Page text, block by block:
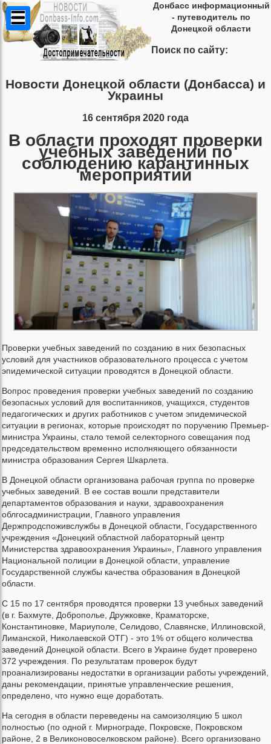
Донбасс информационный
- путеводитель по
Донецкой области
Поиск по сайту:
Новости Донецкой области (Донбасса) и
Украины
16 сентября 2020 года
В области проходят проверки
учебных заведений по
соблюдению карантинных
мероприятий
Проверки учебных заведений по созданию в них безопасных
условий для участников образовательного процесса с учетом
эпидемической ситуации проводятся в Донецкой области.
Вопрос проведения проверки учебных заведений по созданию
безопасных условий для воспитанников, учащихся, студентов
педагогических и других работников с учетом эпидемической
ситуации в регионах, которые происходят по поручению Премьер-
министра Украины, стало темой селекторного совещания под
председательством временно исполняющего обязанности
министра образования Сергея Шкарлета.
В Донецкой области организована рабочая группа по проверке
учебных заведений. В ее состав вошли представители
департаментов образования и науки, здравоохранения
облгосадминистрации, Главного управления
Держпродспоживслужбы в Донецкой области, Государственного
учреждения «Донецкий областной лабораторный центр
Министерства здравоохранения Украины», Главного управления
Национальной полиции в Донецкой области, управление
Государственной службы качества образования в Донецкой
области.
С 15 по 17 сентября проводятся проверки 13 учебных заведений
(в г. Бахмуте, Доброполье, Дружковке, Краматорске,
Константиновке, Мариуполе, Селидово, Славянске, Иллиновской,
Лиманской, Николаевской ОТГ) - это 1% от общего количества
заведений Донецкой области. Всего в Украине будет проверено
372 учреждения. По результатам проверок будут
проанализированы недостатки в организации работы учреждений,
даны рекомендации, принятые управленческие решения,
определено, что нужно еще доработать.
На сегодня в области переведены на самоизоляцию 5 школ
полностью (по одной г. Мирнограде, Покровске, Покровском
районе, 2 в Великоновоселковском районе). Всего организовано